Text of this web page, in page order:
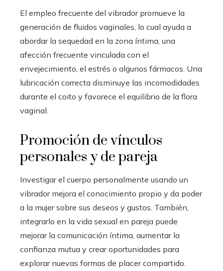
El empleo frecuente del vibrador promueve la
generación de fluidos vaginales, lo cual ayuda a
abordar la sequedad en la zona íntima, una
afección frecuente vinculada con el
envejecimiento, el estrés o algunos fármacos. Una
lubricación correcta disminuye las incomodidades
durante el coito y favorece el equilibrio de la flora
vaginal.
Promoción de vínculos
personales y de pareja
Investigar el cuerpo personalmente usando un
vibrador mejora el conocimiento propio y da poder
a la mujer sobre sus deseos y gustos. También,
integrarlo en la vida sexual en pareja puede
mejorar la comunicación íntima, aumentar la
confianza mutua y crear oportunidades para
explorar nuevas formas de placer compartido.